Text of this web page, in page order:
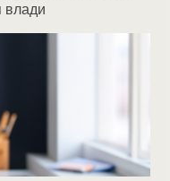
влади